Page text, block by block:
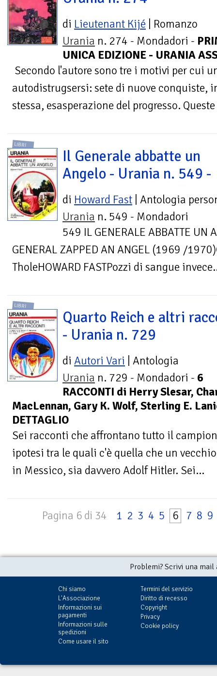
di Lieutenant Kijé | Romanzo
Urania n. 274 - Mondadori -
UNICA EDIZIONE - URANIA
Secondo l'autore sono tre i motivi per cui
autodistrugsersi: sete di nuove conquiste,
stessa, esasperazione del progresso.
LIBRI
Il Generale abbatte un
Angelo - Urania n. 549 -
di Howard Fast | Antologia
Urania n. 549 - Mondadori
549 IL GENERALE ABBATTE
GENERAL ZAPPED AN ANGEL (1969 /
TholeHOWARD FASTPozzi di sangue
LIBRI
Quarto Reich e altri
- Urania n. 729
di Autori Vari | Antologia
Urania n. 729 - Mondadori - 6
RACCONTI di Herry Slesar,
MacLennan, Gary K. Wolf, Sterling E.
DETTAGLIO
Sei racconti che affrontano tutto il
ipotesi tra le quali c'è quella che un
in Messico, sia davvero Adolf Hitler. Sei...
Pagina 6 di 34 1 2 3 4 5 6 7 8 9
Problemi? Scrivi una
Chi siamo
L'Associazione
Informazioni sui
pagamenti
Informazioni sulle
spedizioni
Come usare il sito
Termini del servizio
Diritto di recesso
Copyright
Privacy
Cookie policy